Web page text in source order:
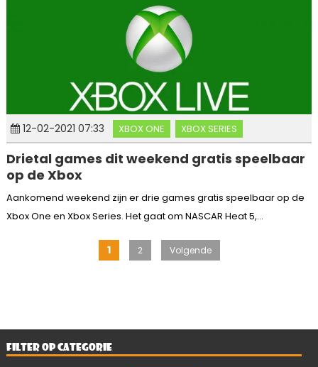
12-02-2021 07:33 XBOX ONE XBOX SERIES
Drietal games dit weekend gratis speelbaar
op de Xbox
Aankomend weekend zijn er drie games gratis speelbaar op de
Xbox One en Xbox Series. Het gaat om NASCAR Heat 5,...
Berichten1 2 Volgende
FILTER OP CATEGORIE